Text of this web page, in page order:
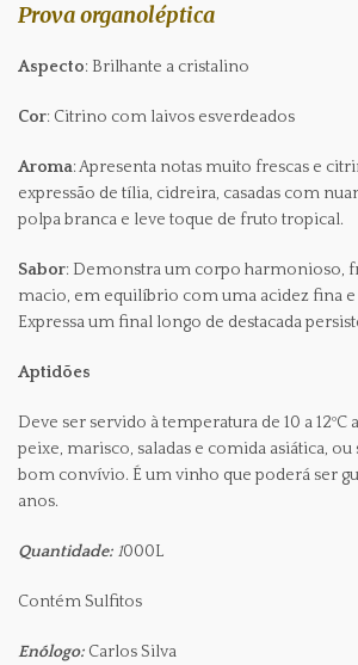
Prova organoléptica
Aspecto: Brilhante a cristalino
Cor: Citrino com laivos esverdeados
Aroma: Apresenta notas muito frescas e
expressão de tília, cidreira, casadas com
polpa branca e leve toque de fruto tropical.
Sabor: Demonstra um corpo harmonioso,
macio, em equilíbrio com uma acidez fina e
Expressa um final longo de destacada
Aptidões
Deve ser servido à temperatura de 10 a
peixe, marisco, saladas e comida asiática,
bom convívio. É um vinho que poderá ser
anos.
Quantidade: 1000L
Contém Sulfitos
Enólogo: Carlos Silva